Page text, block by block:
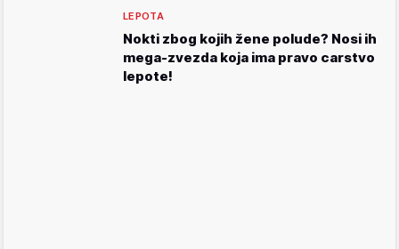
LEPOTA
Nokti zbog kojih žene polude? Nosi ih
mega-zvezda koja ima pravo carstvo
lepote!